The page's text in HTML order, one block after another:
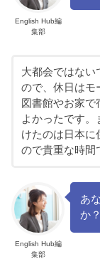
English Hub編
集部
大都会ではない
ので、休日はモ
図書館やお家で
よかったです
けたのは日本に
ので貴重な時間
English Hub編
集部
あ
か？